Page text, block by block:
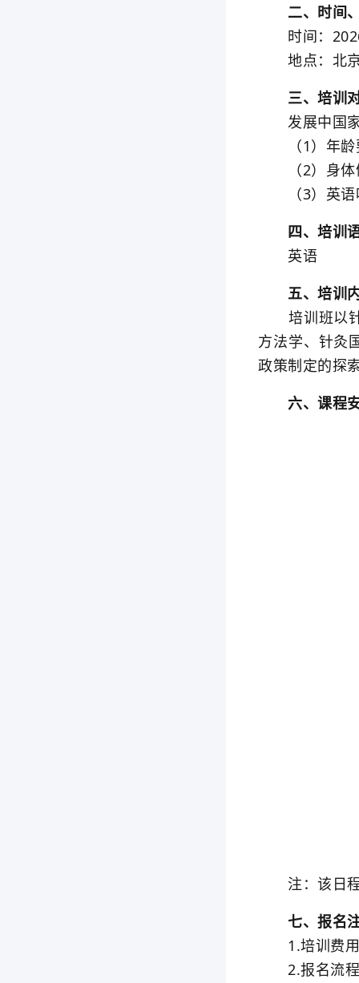
二、时间
时间：
地点：北京
三、培训
发展中国家
（1）年龄
（2）身体
（3）英语
四、培训
英语
五、培训
培训班以针
方法学、针灸
政策制定的探
六、课程安
注：该日程
七、报名
1.培训费用
2.报名流